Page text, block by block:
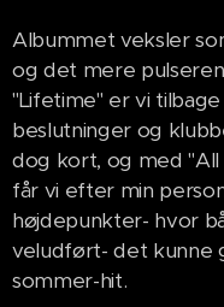
Albummet veksler
og det mere
"Lifetime" er vi
beslutninger og
dog kort, og med "All
får vi efter min
højdepunkter- hvor
veludført- det kunne
sommer-hit.